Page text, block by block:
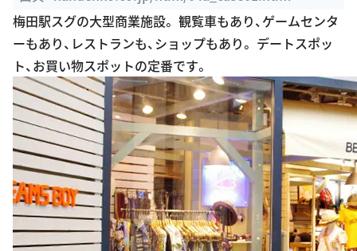
梅田駅スグの大型商業施設。 観覧車もあり、ゲームセンタ
ーもあり、レストランも、ショップもあり。 デートスポッ
ト、お買い物スポットの定番です。